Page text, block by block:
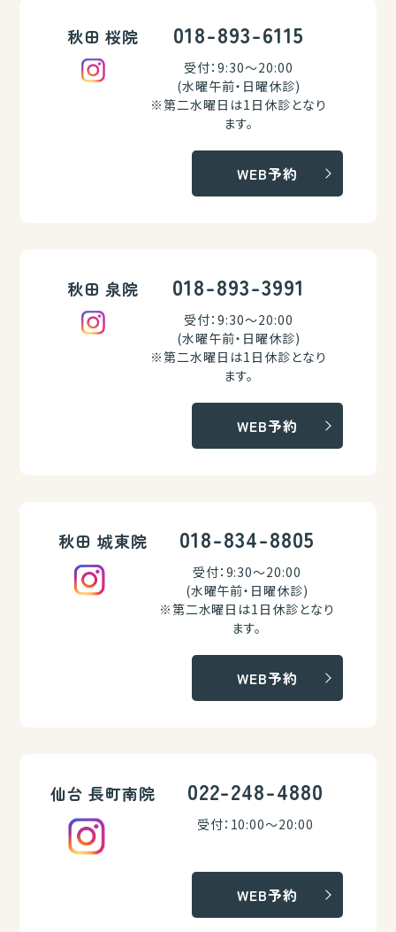
秋田 桜院 018-893-6115
受付：9:30～20:00
(水曜午前・日曜休診)
※第二水曜日は1日休診となり
ます。
WEB予約
秋田 泉院 018-893-3991
受付：9:30～20:00
(水曜午前・日曜休診)
※第二水曜日は1日休診となり
ます。
WEB予約
秋田 城東院 018-834-8805
受付：9:30～20:00
(水曜午前・日曜休診)
※第二水曜日は1日休診となり
ます。
WEB予約
仙台 長町南院 022-248-4880
受付：10:00～20:00
WEB予約